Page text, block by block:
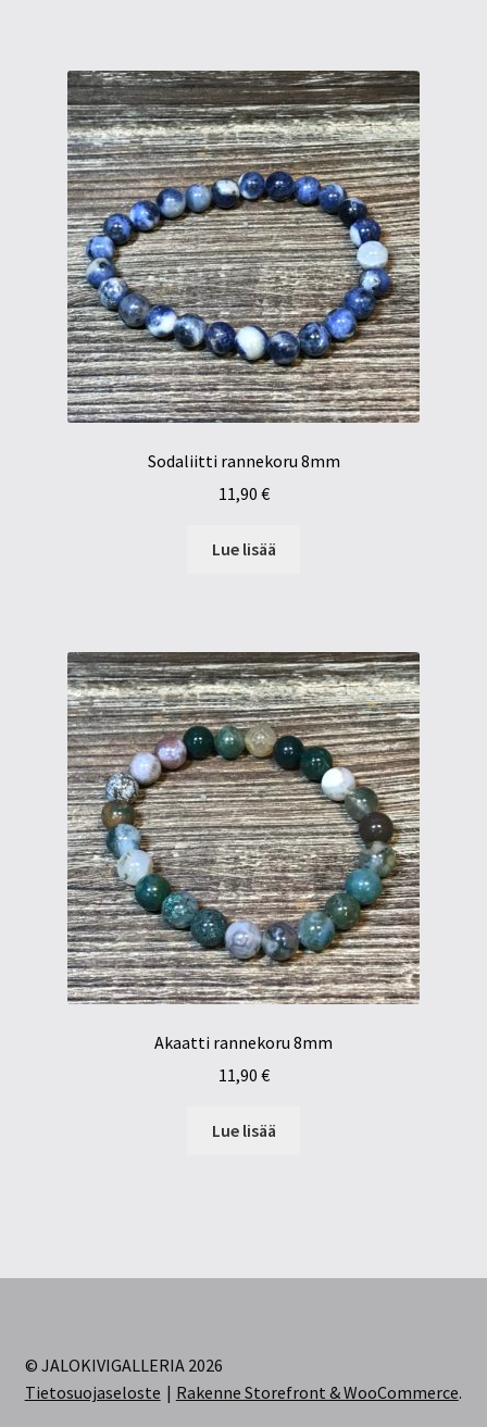
Sodaliitti rannekoru 8mm
11,90 €
Lue lisää
Akaatti rannekoru 8mm
11,90 €
Lue lisää
© JALOKIVIGALLERIA 2026
Tietosuojaseloste
Rakenne Storefront & WooCommerce.